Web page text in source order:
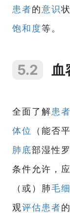
患者的意识
饱和度等。
5.2 血
全面了解患者
体位
（能否
肺底部湿性
条件允许，
（或）肺毛
观评估患者